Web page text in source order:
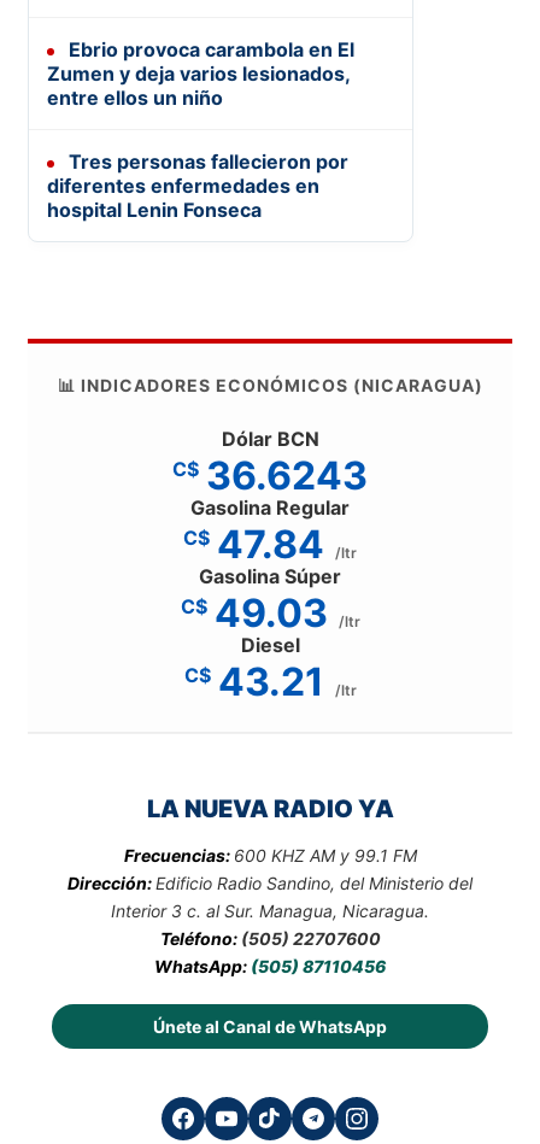
Ebrio provoca carambola en El
Zumen y deja varios lesionados,
entre ellos un niño
Tres personas fallecieron por
diferentes enfermedades en
hospital Lenin Fonseca
📊 INDICADORES ECONÓMICOS (NICARAGUA)
Dólar BCN
C$ 36.6243
Gasolina Regular
C$ 47.84 /ltr
Gasolina Súper
C$ 49.03 /ltr
Diesel
C$ 43.21 /ltr
LA NUEVA RADIO YA
Frecuencias: 600 KHZ AM y 99.1 FM
Dirección:Edificio Radio Sandino, del Ministerio del
Interior 3 c. al Sur. Managua, Nicaragua.
Teléfono: (505) 22707600
WhatsApp: (505) 87110456
Únete al Canal de WhatsApp